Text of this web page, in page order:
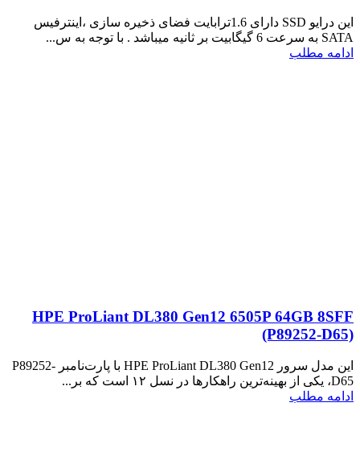
این درایو SSD دارای 1.6ترابایت فضای ذخیره سازی ،اینترفیس
SATA به سرعت 6 گیگابیت بر ثانیه میباشد . با توجه به س...
ادامه مطلب
HPE ProLiant DL380 Gen12 6505P 64GB 8SFF
(P89252‑D65)
این مدل سرور HPE ProLiant DL380 Gen12 با پارت‌نامبر P89252-
D65، یکی از بهینه‌ترین راهکارها در نسل ۱۲ است که بر...
ادامه مطلب